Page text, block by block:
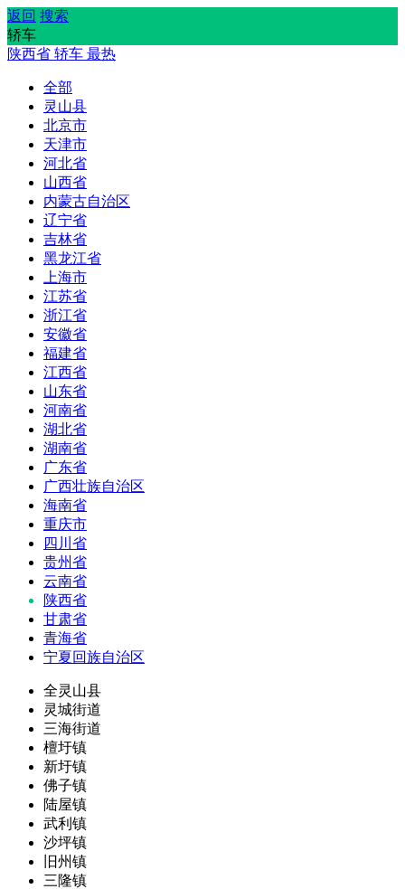
返回 搜索
轿车
陕西省 轿车 最热
全部
灵山县
北京市
天津市
河北省
山西省
内蒙古自治区
辽宁省
吉林省
黑龙江省
上海市
江苏省
浙江省
安徽省
福建省
江西省
山东省
河南省
湖北省
湖南省
广东省
广西壮族自治区
海南省
重庆市
四川省
贵州省
云南省
陕西省
甘肃省
青海省
宁夏回族自治区
全灵山县
灵城街道
三海街道
檀圩镇
新圩镇
佛子镇
陆屋镇
武利镇
沙坪镇
旧州镇
三隆镇